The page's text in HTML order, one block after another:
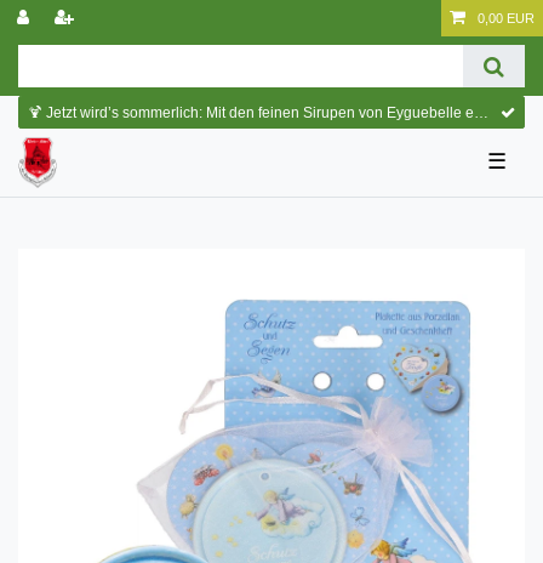
0,00 EUR
🍹 Jetzt wird’s sommerlich: Mit den feinen Sirupen von Eyguebelle entstehen erfrischende Cocktails und köstliche Sommerdrinks.
☰